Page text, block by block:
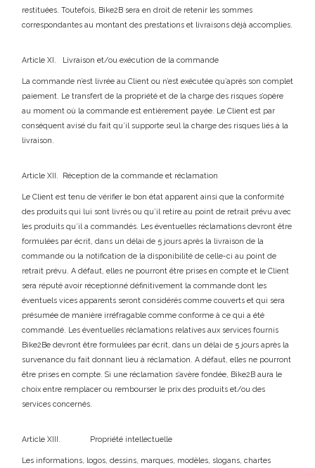
restituées. Toutefois, Bike2B sera en droit de retenir les sommes
correspondantes au montant des prestations et livraisons déjà accomplies.
Article XI. Livraison et/ou exécution de la commande
La commande n’est livrée au Client ou n’est exécutée qu’après son complet
paiement. Le transfert de la propriété et de la charge des risques s’opère
au moment où la commande est entièrement payée. Le Client est par
conséquent avisé du fait qu’il supporte seul la charge des risques liés à la
livraison.
Article XII. Réception de la commande et réclamation
Le Client est tenu de vérifier le bon état apparent ainsi que la conformité
des produits qui lui sont livrés ou qu’il retire au point de retrait prévu avec
les produits qu’il a commandés. Les éventuelles réclamations devront être
formulées par écrit, dans un délai de 5 jours après la livraison de la
commande ou la notification de la disponibilité de celle-ci au point de
retrait prévu. A défaut, elles ne pourront être prises en compte et le Client
sera réputé avoir réceptionné définitivement la commande dont les
éventuels vices apparents seront considérés comme couverts et qui sera
présumée de manière irréfragable comme conforme à ce qui a été
commandé. Les éventuelles réclamations relatives aux services fournis
Bike2Be devront être formulées par écrit, dans un délai de 5 jours après la
survenance du fait donnant lieu à réclamation. A défaut, elles ne pourront
être prises en compte. Si une réclamation s’avère fondée, Bike2B aura le
choix entre remplacer ou rembourser le prix des produits et/ou des
services concernés.
Article XIII. Propriété intellectuelle
Les informations, logos, dessins, marques, modèles, slogans, chartes